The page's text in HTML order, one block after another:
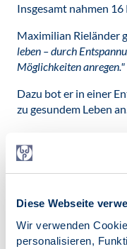
Diese Webseite
Wir verwenden
personalisieren,
Insgesamt nahmen
Maximilian Rieländer
leben – durch
Möglichkeiten anregen."
Dazu bot er in einer
zu gesundem Leben
zur Veranstaltung
Protokoll zur
Umfrage